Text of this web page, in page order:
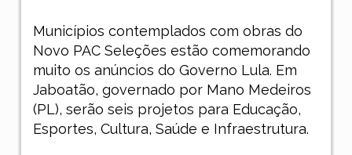
Municípios contemplados com obras do
Novo PAC Seleções estão comemorando
muito os anúncios do Governo Lula. Em
Jaboatão, governado por Mano Medeiros
(PL), serão seis projetos para Educação,
Esportes, Cultura, Saúde e Infraestrutura.